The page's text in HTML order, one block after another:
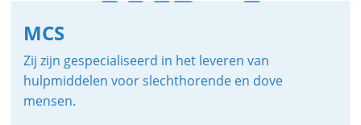
MCS
Zij zijn gespecialiseerd in het leveren van
hulpmiddelen voor slechthorende en dove
mensen.